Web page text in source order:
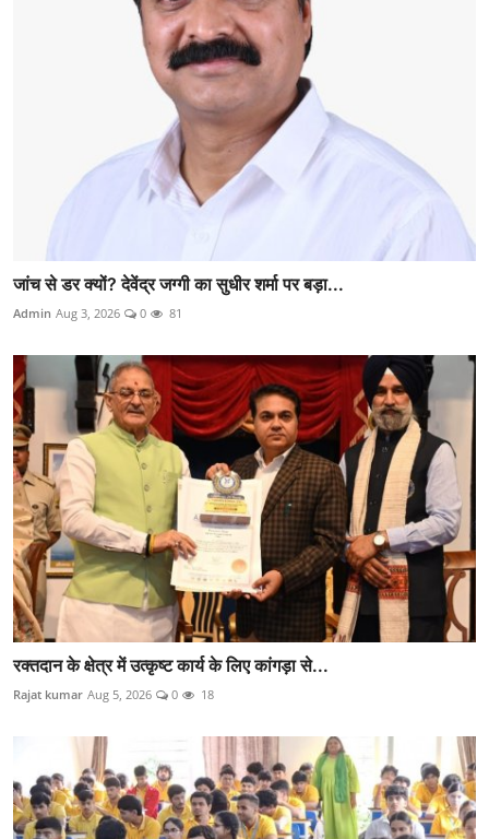
जांच से डर क्यों? देवेंद्र जग्गी का सुधीर शर्मा पर बड़ा...
Admin Aug 3, 2026 0 81
रक्तदान के क्षेत्र में उत्कृष्ट कार्य के लिए कांगड़ा से...
Rajat kumar Aug 5, 2026 0 18